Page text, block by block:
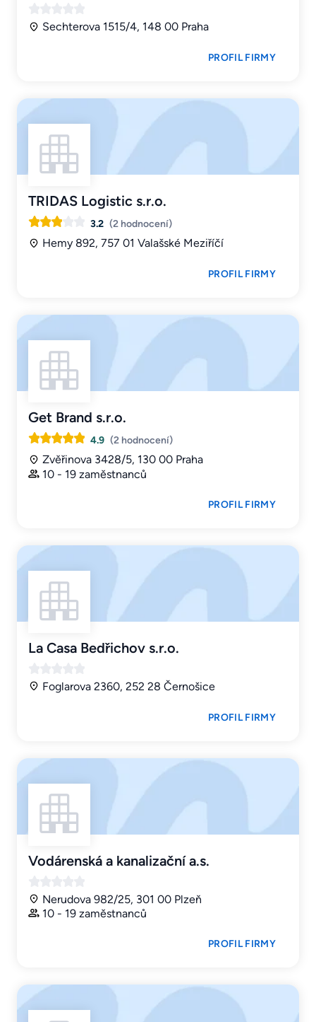
Sechterova 1515/4, 148 00 Praha
PROFIL FIRMY
TRIDAS Logistic s.r.o.
3.2 (2 hodnocení)
Hemy 892, 757 01 Valašské Meziříčí
PROFIL FIRMY
Get Brand s.r.o.
4.9 (2 hodnocení)
Zvěřinova 3428/5, 130 00 Praha
10 - 19 zaměstnanců
PROFIL FIRMY
La Casa Bedřichov s.r.o.
Foglarova 2360, 252 28 Černošice
PROFIL FIRMY
Vodárenská a kanalizační a.s.
Nerudova 982/25, 301 00 Plzeň
10 - 19 zaměstnanců
PROFIL FIRMY